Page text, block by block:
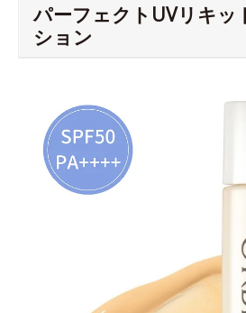
パーフェクトUVリキッ
ション